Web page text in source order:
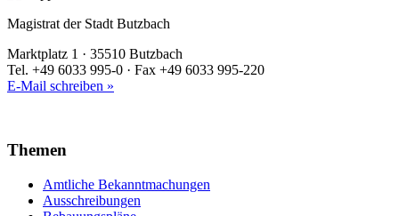
Magistrat der Stadt Butzbach
Marktplatz 1 · 35510 Butzbach
Tel. +49 6033 995-0 · Fax +49 6033 995-220
E-Mail schreiben »
Themen
Amtliche Bekanntmachungen
Ausschreibungen